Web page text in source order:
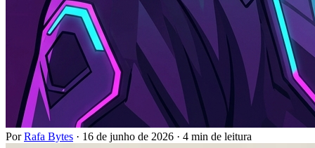
PorRafa Bytes · 16 de junho de 2026 · 4 min de leitura